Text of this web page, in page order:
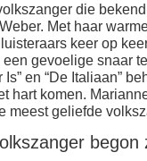
die
Met haar
keer op
gevoelige snaar
Is” en “De Italiaan”
hart komen.
meest geliefde